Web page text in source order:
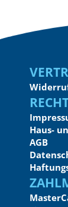
Haus-
AGB